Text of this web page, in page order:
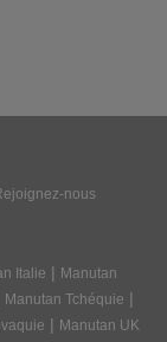
nous
Italie | Manutan
Manutan Tchéquie |
| Manutan UK